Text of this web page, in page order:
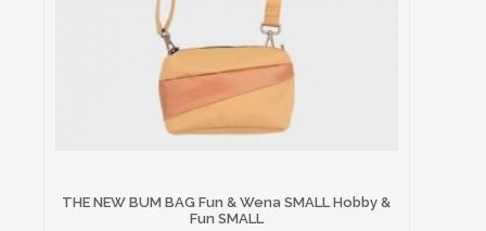
THE NEW BUM BAG Fun & Wena SMALL Hobby &
Fun SMALL